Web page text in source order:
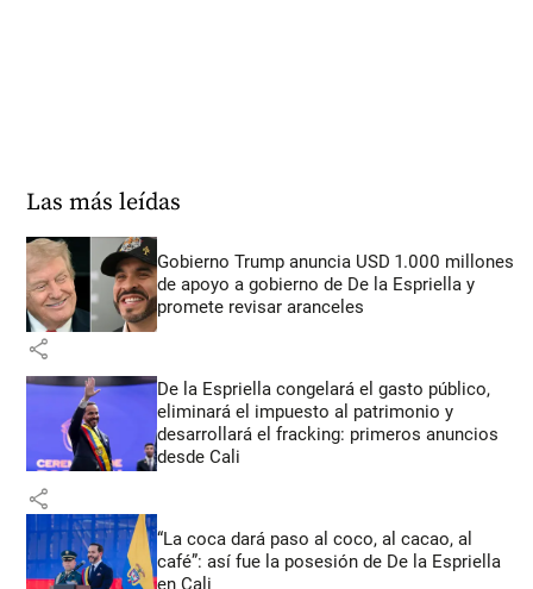
Las más leídas
Gobierno Trump anuncia USD 1.000 millones
de apoyo a gobierno de De la Espriella y
promete revisar aranceles
share
De la Espriella congelará el gasto público,
eliminará el impuesto al patrimonio y
desarrollará el fracking: primeros anuncios
desde Cali
share
“La coca dará paso al coco, al cacao, al
café”: así fue la posesión de De la Espriella
en Cali